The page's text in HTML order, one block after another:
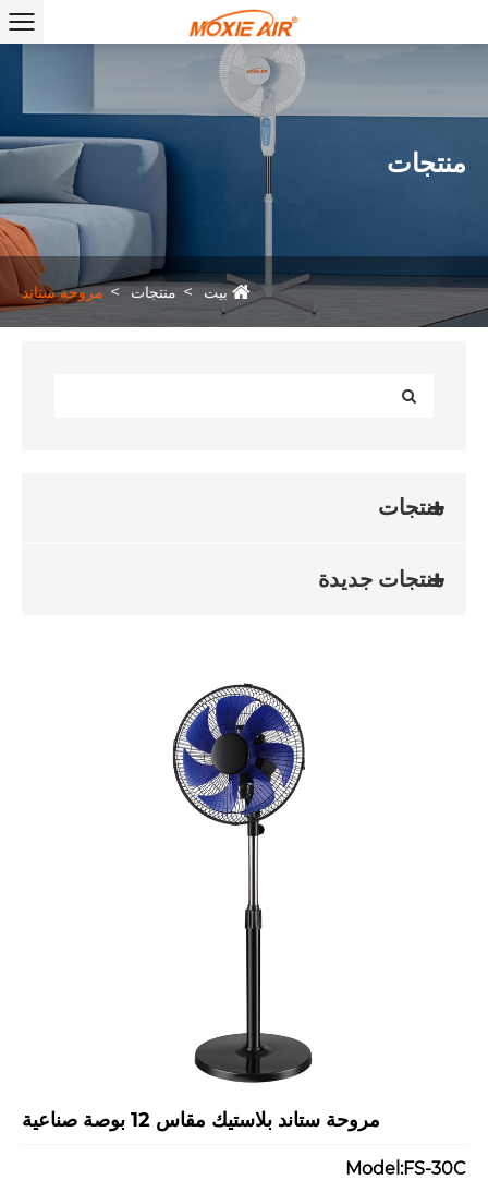
منتجات
بيت منتجات مروحة ستاند
منتجات
منتجات جديدة
مروحة ستاند بلاستيك مقاس 12 بوصة صناعية
Model:FS-30C